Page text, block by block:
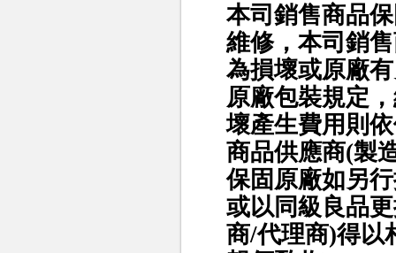
本司銷售商品
維修，本司銷
為損壞或原廠
原廠包裝規定
壞產生費用則
商品供應商(製
保固原廠如另
或以同級良品
商/代理商)得以